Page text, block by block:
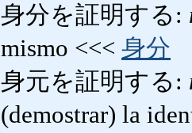
身分を証明する:
mismo <<< 身分
身元を証明する:
(demostrar) la